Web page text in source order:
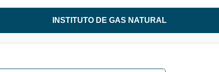
INSTITUTO DE GAS NATURAL